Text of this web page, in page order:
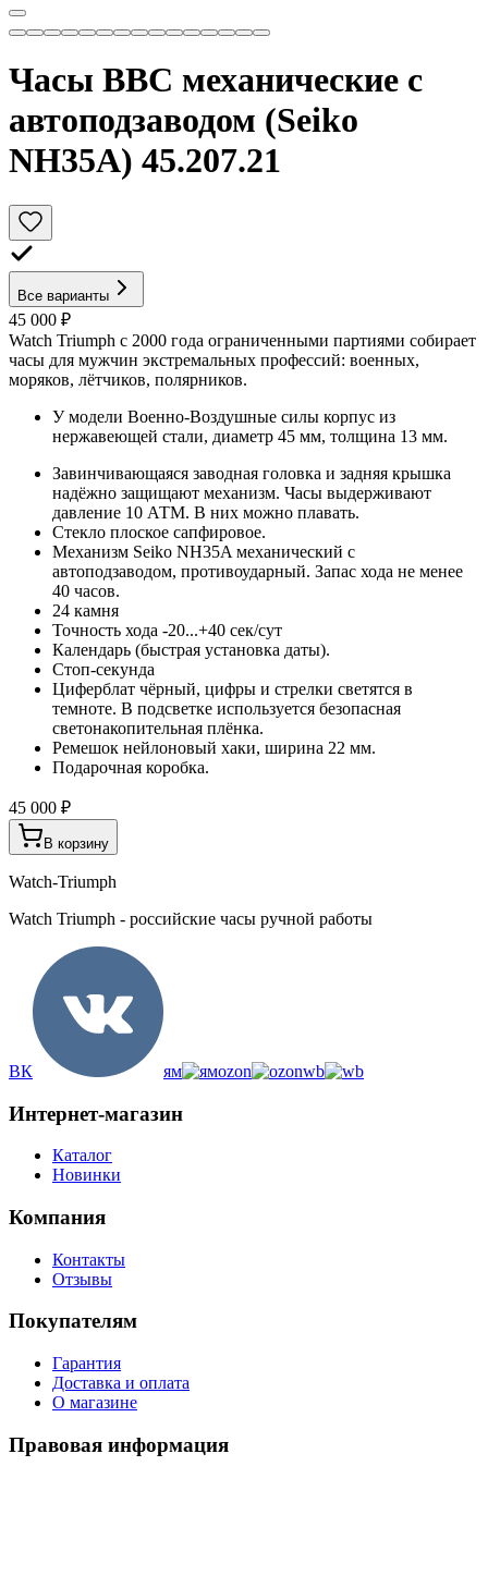
Часы ВВС механические с
автоподзаводом (Seiko
NH35A) 45.207.21
Все варианты
45 000 ₽
Watch Triumph с 2000 года ограниченными партиями собирает
часы для мужчин экстремальных профессий: военных,
моряков, лётчиков, полярников.
У модели Военно-Воздушные силы корпус из
нержавеющей стали, диаметр 45 мм, толщина 13 мм.
Завинчивающаяся заводная головка и задняя крышка
надёжно защищают механизм. Часы выдерживают
давление 10 АТМ. В них можно плавать.
Стекло плоское сапфировое.
Механизм Seiko NH35A механический с
автоподзаводом, противоударный. Запас хода не менее
40 часов.
24 камня
Точность хода -20...+40 сек/сут
Календарь (быстрая установка даты).
Стоп-секунда
Циферблат чёрный, цифры и стрелки светятся в
темноте. В подсветке используется безопасная
светонакопительная плёнка.
Ремешок нейлоновый хаки, ширина 22 мм.
Подарочная коробка.
45 000 ₽
В корзину
Watch-Triumph
Watch Triumph - российские часы ручной работы
ВК ям ozon wb
Интернет-магазин
Каталог
Новинки
Компания
Контакты
Отзывы
Покупателям
Гарантия
Доставка и оплата
О магазине
Правовая информация